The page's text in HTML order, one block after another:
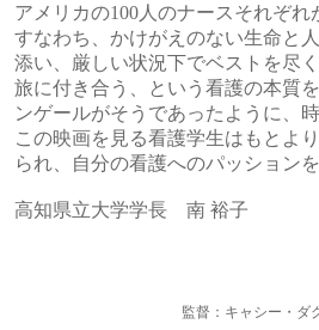
アメリカの100人のナースそれぞ
すなわち、かけがえのない生命と
添い、厳しい状況下でベストを尽
旅に付き合う、という看護の本質
ンゲールがそうであったように、
この映画を見る看護学生はもとよ
られ、自分の看護へのパッション
高知県立大学学長 南 裕子
監督：キャシー・ダ